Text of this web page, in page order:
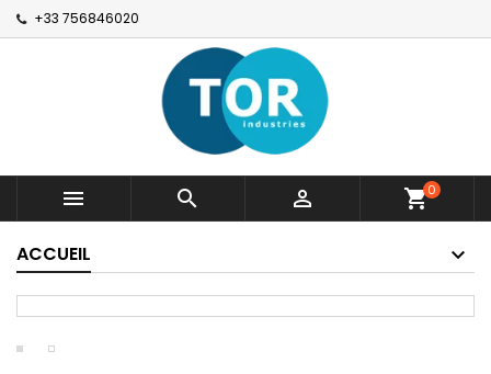
+33 756846020
   shopping_cart0
ACCUEIL